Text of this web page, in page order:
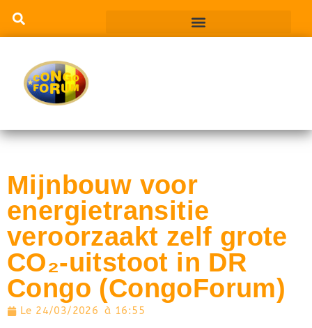
Mijnbouw voor
energietransitie
veroorzaakt zelf grote
CO₂-uitstoot in DR
Congo (CongoForum)
Le 24/03/2026 à 16:55